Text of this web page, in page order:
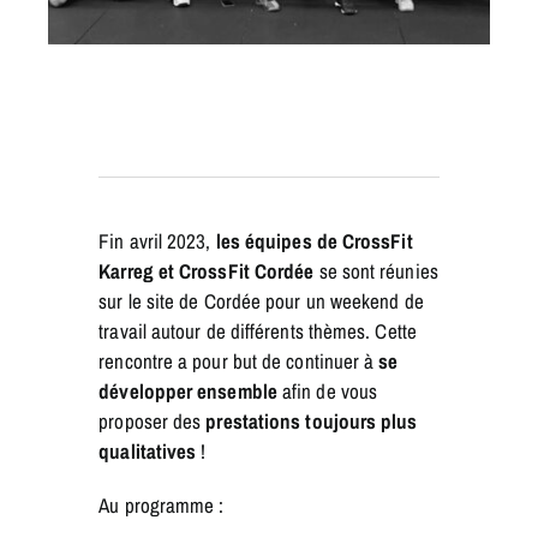
Fin avril 2023, les équipes de CrossFit
Karreg et CrossFit Cordée se sont réunies
sur le site de Cordée pour un weekend de
travail autour de différents thèmes. Cette
rencontre a pour but de continuer àse
développer ensembleafin de vous
proposer des prestations toujours plus
qualitatives !
Au programme :